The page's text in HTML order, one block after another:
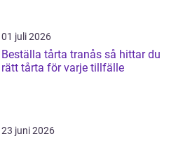
01 juli 2026
Beställa tårta tranås så hittar du
rätt tårta för varje tillfälle
23 juni 2026